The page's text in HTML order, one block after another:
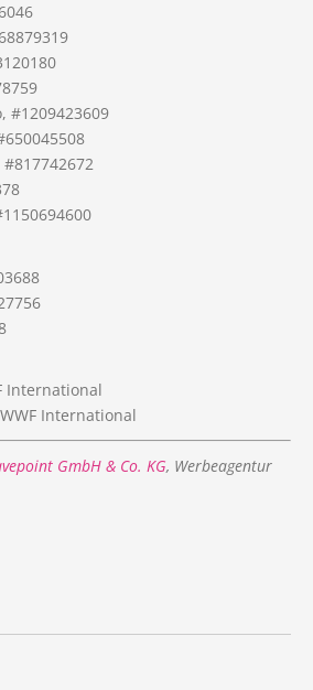
#1209423609
#817742672
International
International
GmbH & Co. KG, Werbeagentur